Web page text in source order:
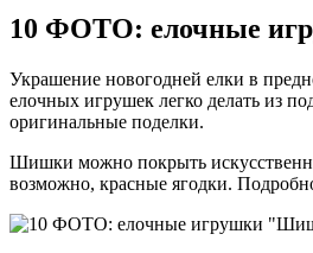
10 ФОТО: елочные
Украшение новогодней елки в
елочных игрушек легко делать из
оригинальные поделки.
Шишки можно покрыть
возможно, красные ягодки.